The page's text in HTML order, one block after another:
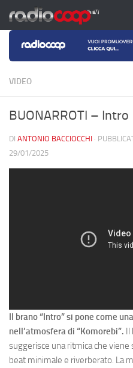
Salta al contenuto
VIDEO
BUONARROTI – Intro
DI ANTONIO BACCIOCCHI ·
29/01/2025
Il brano “Intro” si pone come
nell’atmosfera di “Komorebi”. Il
suggerisce una ritmica che
beat minimale e riverberato. La